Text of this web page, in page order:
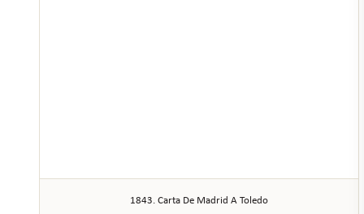
1843. Carta De Madrid A Toledo